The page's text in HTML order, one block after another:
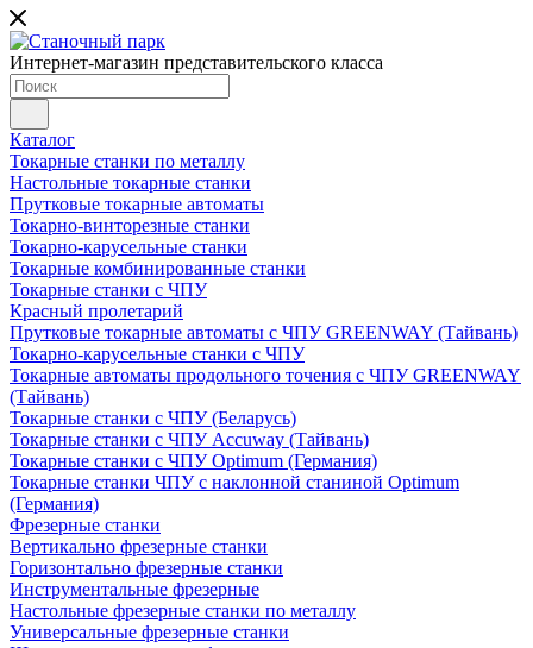
Интернет-магазин представительского класса
Каталог
Токарные станки по металлу
Настольные токарные станки
Прутковые токарные автоматы
Токарно-винторезные станки
Токарно-карусельные станки
Токарные комбинированные станки
Токарные станки с ЧПУ
Красный пролетарий
Прутковые токарные автоматы с ЧПУ GREENWAY (Тайвань)
Токарно-карусельные станки с ЧПУ
Токарные автоматы продольного точения с ЧПУ GREENWAY
(Тайвань)
Токарные станки с ЧПУ (Беларусь)
Токарные станки с ЧПУ Accuway (Тайвань)
Токарные станки с ЧПУ Optimum (Германия)
Токарные станки ЧПУ с наклонной станиной Optimum
(Германия)
Фрезерные станки
Вертикально фрезерные станки
Горизонтально фрезерные станки
Инструментальные фрезерные
Настольные фрезерные станки по металлу
Универсальные фрезерные станки